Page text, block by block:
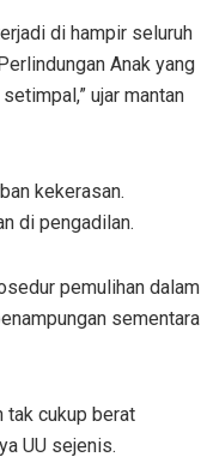
di hampir seluruh
Anak yang
ujar mantan
kekerasan.
di pengadilan.
pemulihan dalam
sementara
tak cukup berat
UU sejenis.